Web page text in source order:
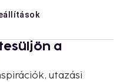
a
utazási